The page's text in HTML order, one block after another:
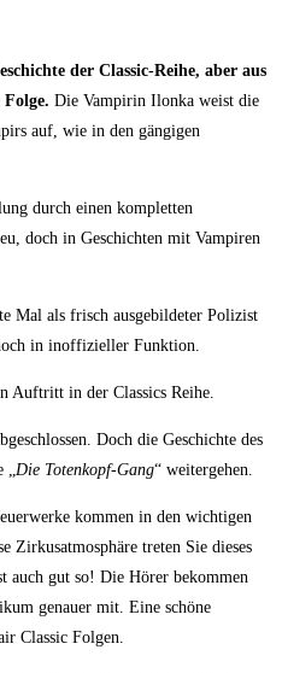
der Classic-Reihe, aber aus
Die Vampirin Ilonka weist die
auf, wie in den gängigen
durch einen kompletten
doch in Geschichten mit Vampiren
Mal als frisch ausgebildeter Polizist
in inoffizieller Funktion.
Auftritt in der Classics Reihe.
Doch die Geschichte des
Die Totenkopf-Gang“ weitergehen.
kommen in den wichtigen
Zirkusatmosphäre treten Sie dieses
auch gut so! Die Hörer bekommen
genauer mit. Eine schöne
Classic Folgen.